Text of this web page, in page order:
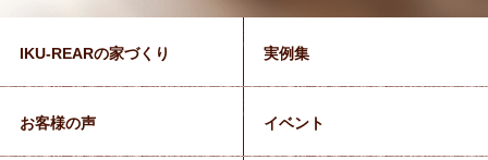
IKU-REARの家づくり 実例集
お客様の声 イベント